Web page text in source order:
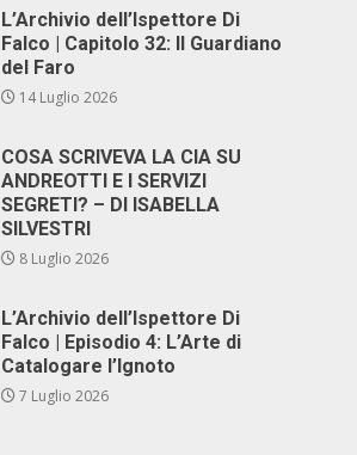
L’Archivio dell’Ispettore Di
Falco | Capitolo 32: Il Guardiano
del Faro
14 Luglio 2026
COSA SCRIVEVA LA CIA SU
ANDREOTTI E I SERVIZI
SEGRETI? – DI ISABELLA
SILVESTRI
8 Luglio 2026
L’Archivio dell’Ispettore Di
Falco | Episodio 4: L’Arte di
Catalogare l’Ignoto
7 Luglio 2026